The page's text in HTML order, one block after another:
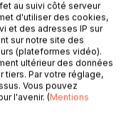
face à des
L'oeuvre, riche
invite le
dans
et une vision avant-
une oeuvre
et de fasciner les
au suivi côté serveur
d'utiliser des cookies,
et des adresses IP sur
sur notre site des
(plateformes vidéo).
ultérieur des données
tiers. Par votre réglage,
Vous pouvez
l'avenir. (Mentions